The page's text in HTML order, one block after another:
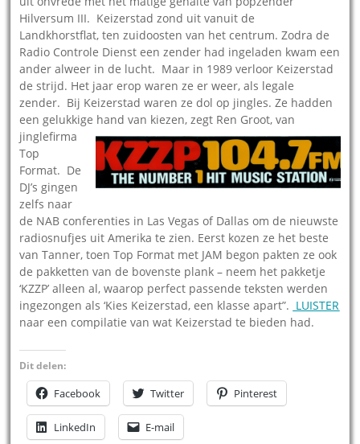
Hilversum III. Keizerstad zond uit vanuit de
Landkhorstflat, ten zuidoosten van het centrum. Zodra de
Radio Controle Dienst een zender had ingeladen kwam een
ander alweer in de lucht. Maar in 1989 verloor Keizerstad
de strijd. Het jaar erop waren ze er weer, als legale
zender. Bij Keizerstad waren ze dol op jingles. Ze hadden
een gelukkige hand van kiezen, zegt Ren Groot, van
jinglefirma
Top
Format. De
DJ’s gingen
zelfs naar
de NAB conferenties in Las Vegas of Dallas om de nieuwste
radiosnufjes uit Amerika te zien. Eerst kozen ze het beste
van Tanner, toen Top Format met JAM begon pakten ze ook
de pakketten van de bovenste plank – neem het pakketje
‘KZZP’ alleen al, waarop perfect passende teksten werden
ingezongen als ‘Kies Keizerstad, een klasse apart”. LUISTER
naar een compilatie van wat Keizerstad te bieden had.
Dit delen:
Facebook Twitter Pinterest
LinkedIn E-mail